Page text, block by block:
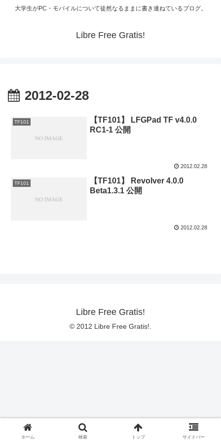
大学生がPC・モバイルについて徒然なるままに書き連ねているブログ。
Libre Free Gratis!
2012-02-28
TF101
【TF101】 LFGPad TF v4.0.0
RC1-1 公開
2012.02.28
TF101
【TF101】 Revolver 4.0.0
Beta1.3.1 公開
2012.02.28
Libre Free Gratis!
© 2012 Libre Free Gratis!.
ホーム 検索 トップ サイドバー